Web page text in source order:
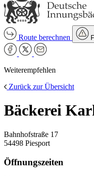
Route berechnen
Weiterempfehlen
Zurück zur Übersicht
Bäckerei
Bahnhofstraße 17
54498 Piesport
Öffnungszeiten